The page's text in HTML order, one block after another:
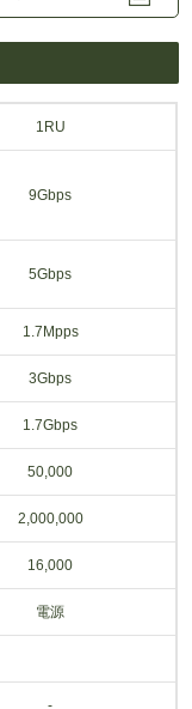
1RU
9Gbps
5Gbps
1.7Mpps
3Gbps
1.7Gbps
50,000
2,000,000
16,000
電源
-